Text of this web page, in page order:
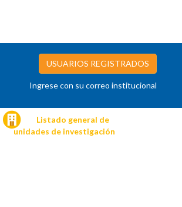
USUARIOS REGISTRADOS
Ingrese con su correo institucional
Listado general de
unidades de investigación